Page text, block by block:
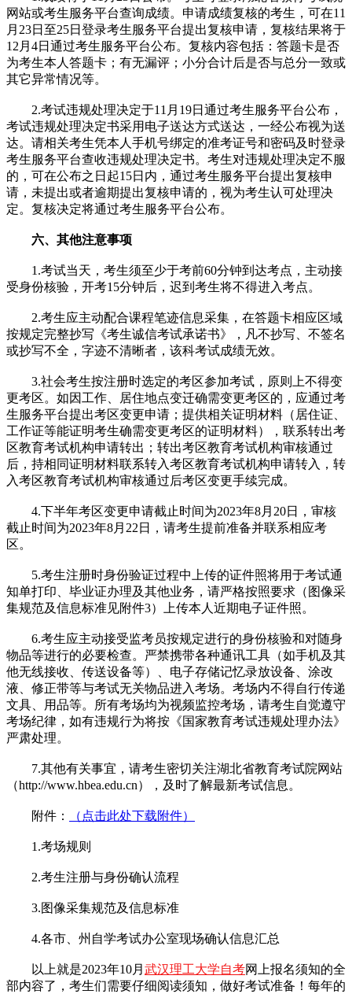
网站或考生服务平台查询成绩。申请成绩复核的考生，可在11
月23日至25日登录考生服务平台提出复核申请，复核结果将于
12月4日通过考生服务平台公布。复核内容包括：答题卡是否
为考生本人答题卡；有无漏评；小分合计后是否与总分一致或
其它异常情况等。
2.考试违规处理决定于11月19日通过考生服务平台公布，
考试违规处理决定书采用电子送达方式送达，一经公布视为送
达。请相关考生凭本人手机号绑定的准考证号和密码及时登录
考生服务平台查收违规处理决定书。考生对违规处理决定不服
的，可在公布之日起15日内，通过考生服务平台提出复核申
请，未提出或者逾期提出复核申请的，视为考生认可处理决
定。复核决定将通过考生服务平台公布。
六、其他注意事项
1.考试当天，考生须至少于考前60分钟到达考点，主动接
受身份核验，开考15分钟后，迟到考生将不得进入考点。
2.考生应主动配合课程笔迹信息采集，在答题卡相应区域
按规定完整抄写《考生诚信考试承诺书》，凡不抄写、不签名
或抄写不全，字迹不清晰者，该科考试成绩无效。
3.社会考生按注册时选定的考区参加考试，原则上不得变
更考区。如因工作、居住地点变迁确需变更考区的，应通过考
生服务平台提出考区变更申请；提供相关证明材料（居住证、
工作证等能证明考生确需变更考区的证明材料），联系转出考
区教育考试机构申请转出；转出考区教育考试机构审核通过
后，持相同证明材料联系转入考区教育考试机构申请转入，转
入考区教育考试机构审核通过后考区变更手续完成。
4.下半年考区变更申请截止时间为2023年8月20日，审核
截止时间为2023年8月22日，请考生提前准备并联系相应考
区。
5.考生注册时身份验证过程中上传的证件照将用于考试通
知单打印、毕业证办理及其他业务，请严格按照要求（图像采
集规范及信息标准见附件3）上传本人近期电子证件照。
6.考生应主动接受监考员按规定进行的身份核验和对随身
物品等进行的必要检查。严禁携带各种通讯工具（如手机及其
他无线接收、传送设备等）、电子存储记忆录放设备、涂改
液、修正带等与考试无关物品进入考场。考场内不得自行传递
文具、用品等。所有考场均为视频监控考场，请考生自觉遵守
考场纪律，如有违规行为将按《国家教育考试违规处理办法》
严肃处理。
7.其他有关事宜，请考生密切关注湖北省教育考试院网站
（http://www.hbea.edu.cn），及时了解最新考试信息。
附件： （点击此处下载附件）
1.考场规则
2.考生注册与身份确认流程
3.图像采集规范及信息标准
4.各市、州自学考试办公室现场确认信息汇总
以上就是2023年10月 武汉理工大学自考网上报名须知的全
部内容了，考生们需要仔细阅读须知，做好考试准备！每年的